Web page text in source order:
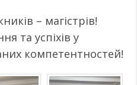
– магістрів!
та успіхів у
компетентностей!